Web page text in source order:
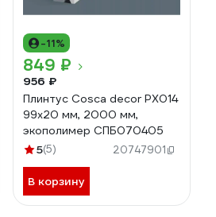
-11%
849 ₽
956 ₽
Плинтус Cosca decor PX014
99x20 мм, 2000 мм,
экополимер СПБ070405
5(5) 20747901
В корзину